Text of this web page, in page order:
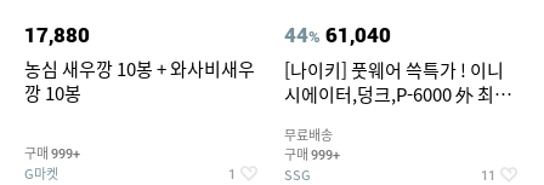
17,880
농심 새우깡 10봉 + 와사비새우
깡 10봉
구매 999+
G마켓 1
44% 61,040
[나이키] 풋웨어 쓱특가 ! 이니
시에이터,덩크,P-6000 外 최대
무료배송
구매 999+
SSG 11